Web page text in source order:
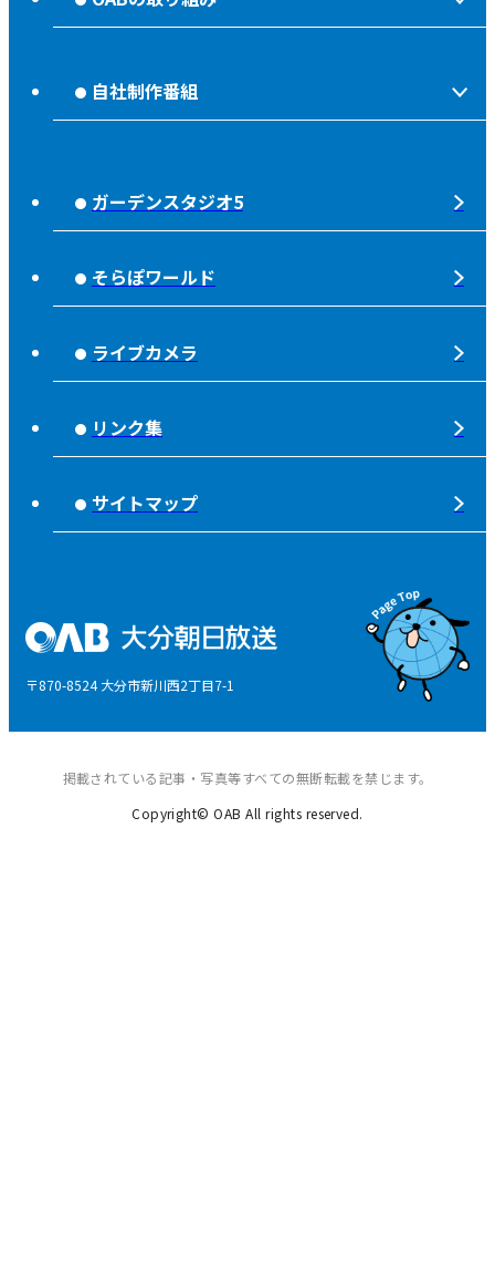
リクルートページ
放送番組審議会
大分朝日放送 人権方針
青少年と放送
個人情報について
特定商取引に関する法律による表示
子ども食堂応援
宇宙(そら)
ピンクリボン
みんなでそなえーる
自社制作番組
もっと！
SOLD OUT
タウンスパイス
夜分、おじゃまします。
ガーデンスタジオ5
そらぽワールド
ライブカメラ
リンク集
サイトマップ
〒870-8524 大分市新川西2丁目7-1
掲載されている記事・写真等すべての無断転載を禁じます。
Copyright© OAB All rights reserved.